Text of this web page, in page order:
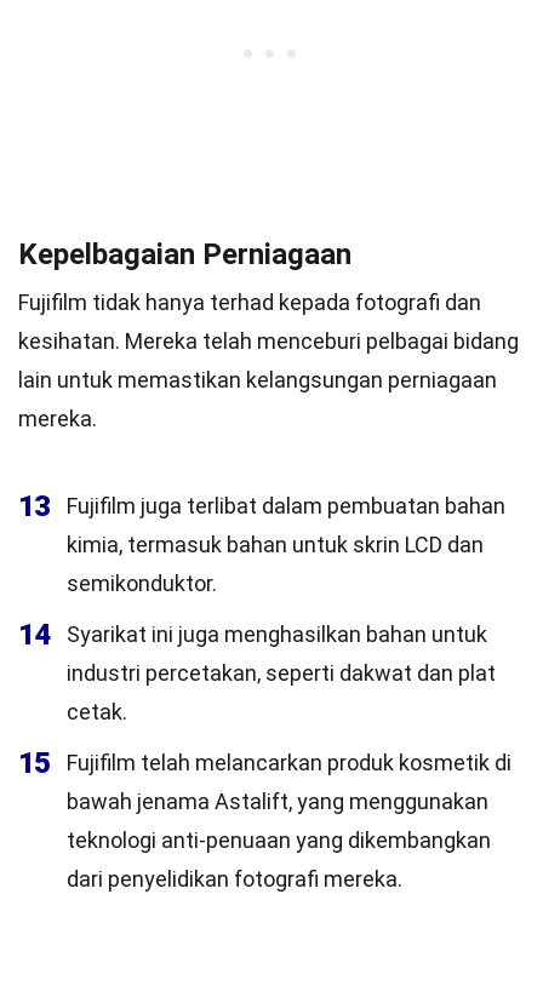
Kepelbagaian Perniagaan
Fujifilm tidak hanya terhad kepada fotografi dan
kesihatan. Mereka telah menceburi pelbagai bidang
lain untuk memastikan kelangsungan perniagaan
mereka.
13
Fujifilm juga terlibat dalam pembuatan bahan
kimia, termasuk bahan untuk skrin LCD dan
semikonduktor.
14
Syarikat ini juga menghasilkan bahan untuk
industri percetakan, seperti dakwat dan plat
cetak.
15
Fujifilm telah melancarkan produk kosmetik di
bawah jenama Astalift, yang menggunakan
teknologi anti-penuaan yang dikembangkan
dari penyelidikan fotografi mereka.